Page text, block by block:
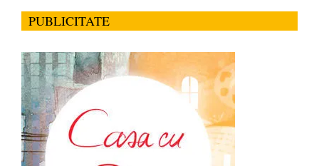
PUBLICITATE